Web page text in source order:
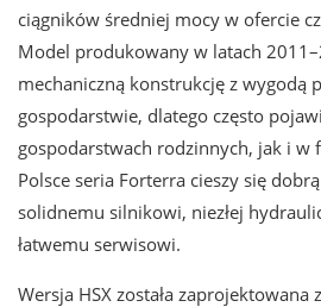
ciągników średniej mocy w ofercie
Model produkowany w latach
mechaniczną konstrukcję z wygodą
gospodarstwie, dlatego często
gospodarstwach rodzinnych, jak i w
Polsce seria Forterra cieszy się
solidnemu silnikowi, niezłej
łatwemu serwisowi.
Wersja HSX została zaprojektowana